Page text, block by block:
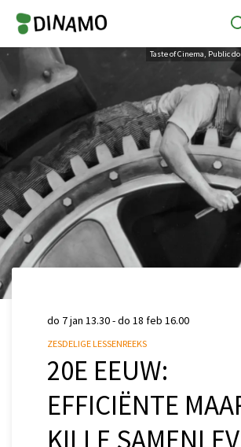
Taste of Cinema, Public
20E EEUW:
EFFICIËNTE
KILLE
ZESDELIGE LESSENREEKS
do 7 jan 13.30-do 18 feb 16.00